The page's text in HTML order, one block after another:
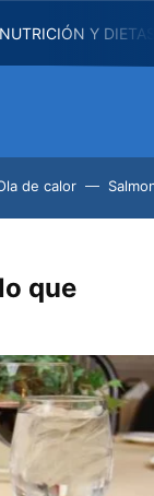
NUTRICIÓN Y
de calor
que